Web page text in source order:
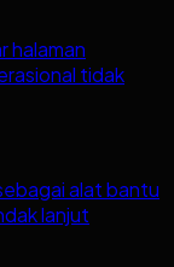
halaman
tidak
alat bantu
lanjut